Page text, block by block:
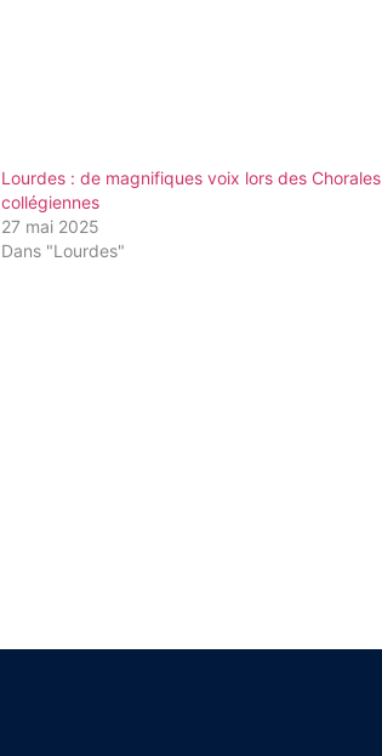
Lourdes : de magnifiques voix lors des Chorales
collégiennes
27 mai 2025
Dans "Lourdes"